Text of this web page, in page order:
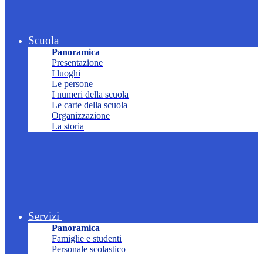
Scuola
Panoramica
Presentazione
I luoghi
Le persone
I numeri della scuola
Le carte della scuola
Organizzazione
La storia
Servizi
Panoramica
Famiglie e studenti
Personale scolastico